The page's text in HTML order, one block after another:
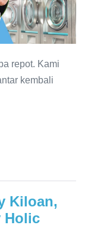
repot. Kami
kembali
Kiloan,
Holic